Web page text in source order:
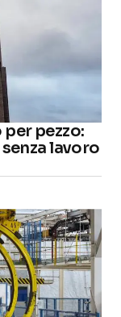
pezzo:
lavoro